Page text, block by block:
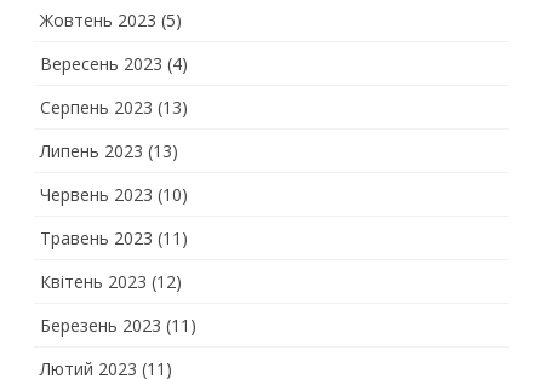
Жовтень 2023 (5)
Вересень 2023 (4)
Серпень 2023 (13)
Липень 2023 (13)
Червень 2023 (10)
Травень 2023 (11)
Квітень 2023 (12)
Березень 2023 (11)
Лютий 2023 (11)